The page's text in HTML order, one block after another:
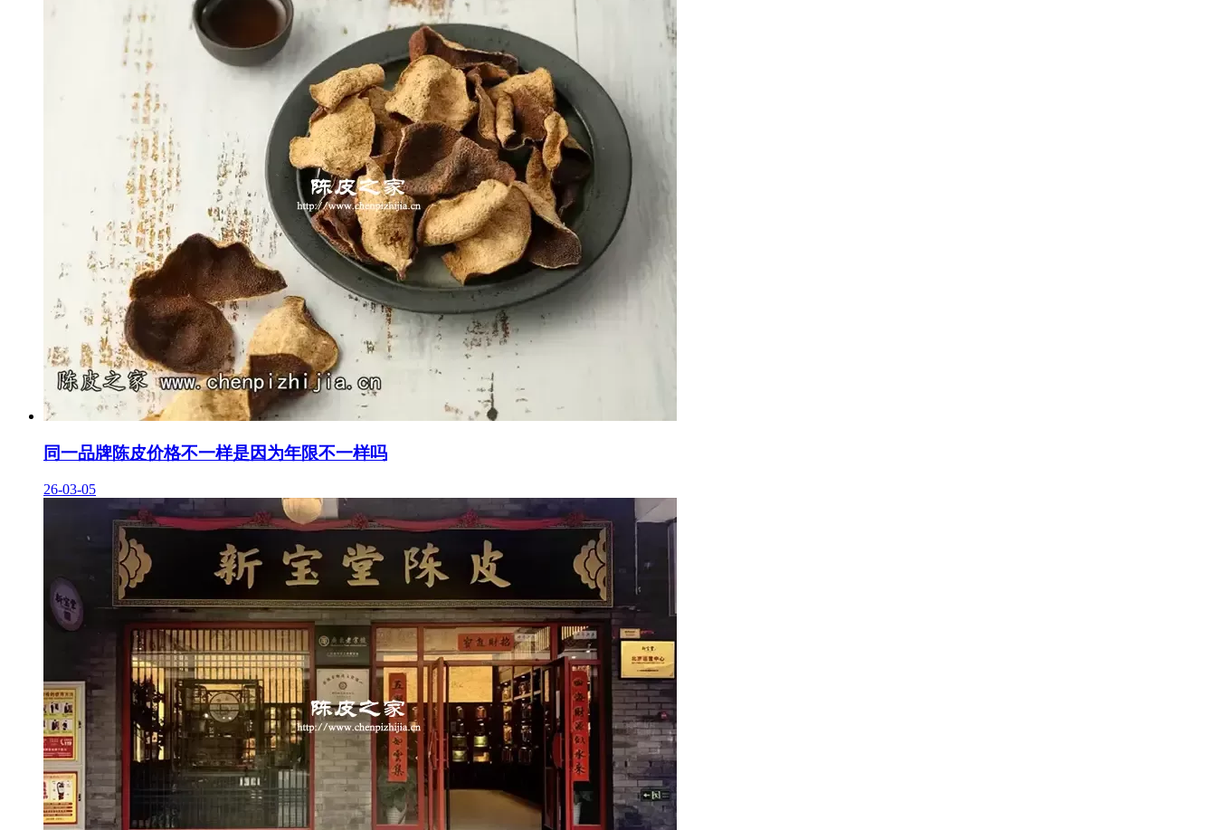
同一品牌陈皮价格不一样是因为年限不一样吗
26-03-05